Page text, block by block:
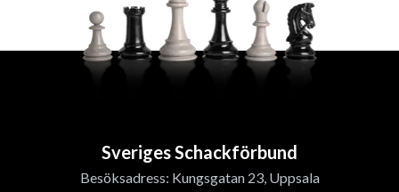
Sveriges Schackförbund
Besöksadress: Kungsgatan 23, Uppsala